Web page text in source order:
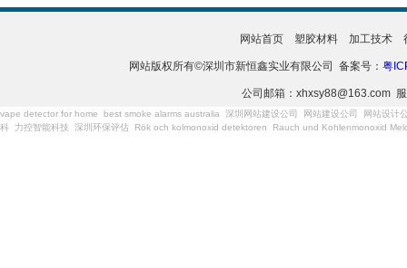
网站首页 塑胶材料 加工技术
网站版权所有©深圳市新恒鑫实业有限公司 备案号： 粤
公司邮箱：xhxsy88@163.com
vape detector for home best smoke alarms australia 深圳网站建设公司 网站建设公司
网站设计
科
力控智能科技 深圳环保评估 Rök och kolmonoxid detektoren Rauch und Kohlenmonoxid